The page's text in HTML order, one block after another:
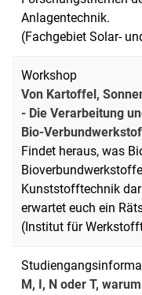
Anlagentechnik.
(Fachgebiet Solar-
Workshop
Von Kartoffel,
- Die Verarbeitung
Bio-
Findet heraus, was
Kunststofftechnik
erwartet euch ein
(Institut für
M, I, N oder T,